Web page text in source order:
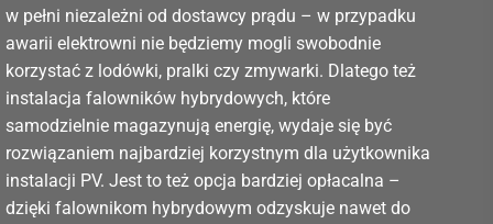
w pełni niezależni od dostawcy prądu – w przypadku
awarii elektrowni nie będziemy mogli swobodnie
korzystać z lodówki, pralki czy zmywarki. Dlatego też
instalacja falowników hybrydowych, które
samodzielnie magazynują energię, wydaje się być
rozwiązaniem najbardziej korzystnym dla użytkownika
instalacji PV. Jest to też opcja bardziej opłacalna –
dzięki falownikom hybrydowym odzyskuje nawet do